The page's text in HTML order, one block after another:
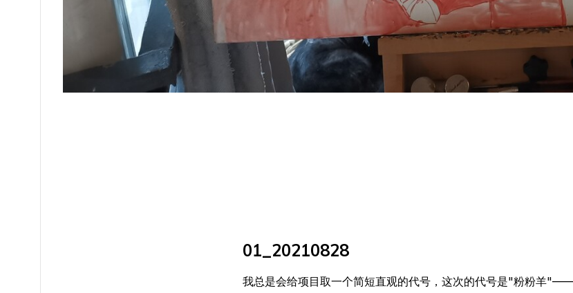
01_20210828
我总是会给项目取一个简短直观的代号，这次的代号是"粉粉羊